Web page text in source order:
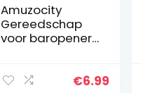
Amuzocity
Gereedschap
voor baropener,
sleutels, ananas
€6.99